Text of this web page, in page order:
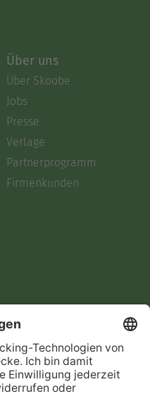
Über uns
Über Skoobe
Jobs
Presse
Verlage
Partnerprogramm
Firmenkunden